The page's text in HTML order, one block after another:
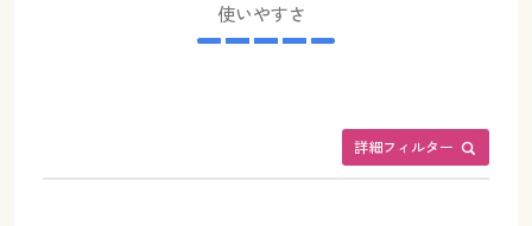
使いやすさ
詳細フィルター